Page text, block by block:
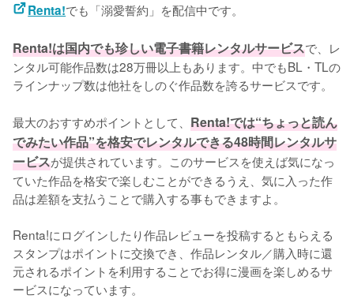
Renta!でも「溺愛誓約」を配信中です。
Renta!は国内でも珍しい電子書籍レンタルサービスで、レ
ンタル可能作品数は28万冊以上もあります。中でもBL・TLの
ラインナップ数は他社をしのぐ作品数を誇るサービスです。
最大のおすすめポイントとして、 Renta!では“ちょっと読ん
でみたい作品”を格安でレンタルできる48時間レンタルサ
ービスが提供されています。このサービスを使えば気になっ
ていた作品を格安で楽しむことができるうえ、気に入った作
品は差額を支払うことで購入する事もできますよ。
Renta!にログインしたり作品レビューを投稿するともらえる
スタンプはポイントに交換でき、作品レンタル／購入時に還
元されるポイントを利用することでお得に漫画を楽しめるサ
ービスになっています。